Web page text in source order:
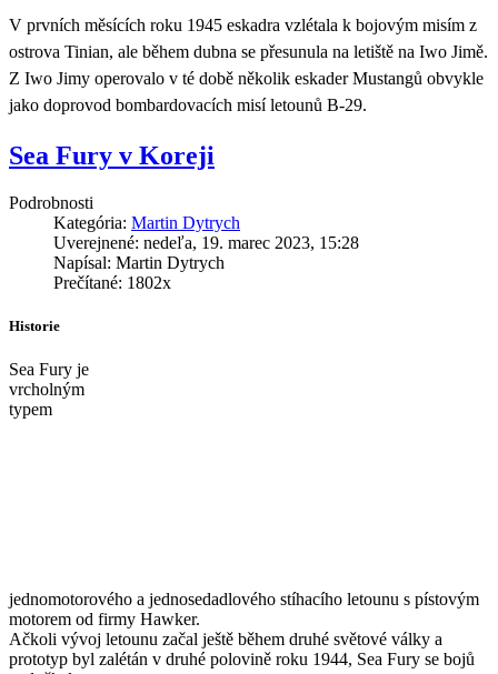
V prvních měsících roku 1945 eskadra vzlétala k bojovým misím z
ostrova Tinian, ale během dubna se přesunula na letiště na Iwo Jimě.
Z Iwo Jimy operovalo v té době několik eskader Mustangů obvykle
jako doprovod bombardovacích misí letounů B-29.
Sea Fury v Koreji
Podrobnosti
Kategória: Martin Dytrych
Uverejnené: nedeľa, 19. marec 2023, 15:28
Napísal: Martin Dytrych
Prečítané: 1802x
Historie
Sea Fury je
vrcholným
typem
jednomotorového a jednosedadlového stíhacího letounu s pístovým
motorem od firmy Hawker.
Ačkoli vývoj letounu začal ještě během druhé světové války a
prototyp byl zalétán v druhé polovině roku 1944, Sea Fury se bojů